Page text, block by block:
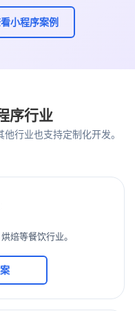
小程序案例
序行业
行业也支持定制化开发。
焙等餐饮行业。